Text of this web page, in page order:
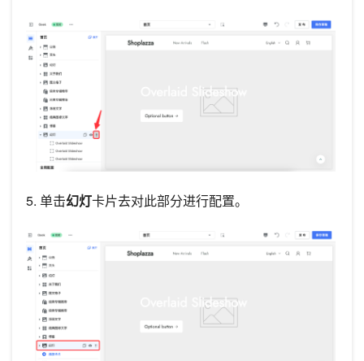
5. 单击幻灯卡片去对此部分进行配置。